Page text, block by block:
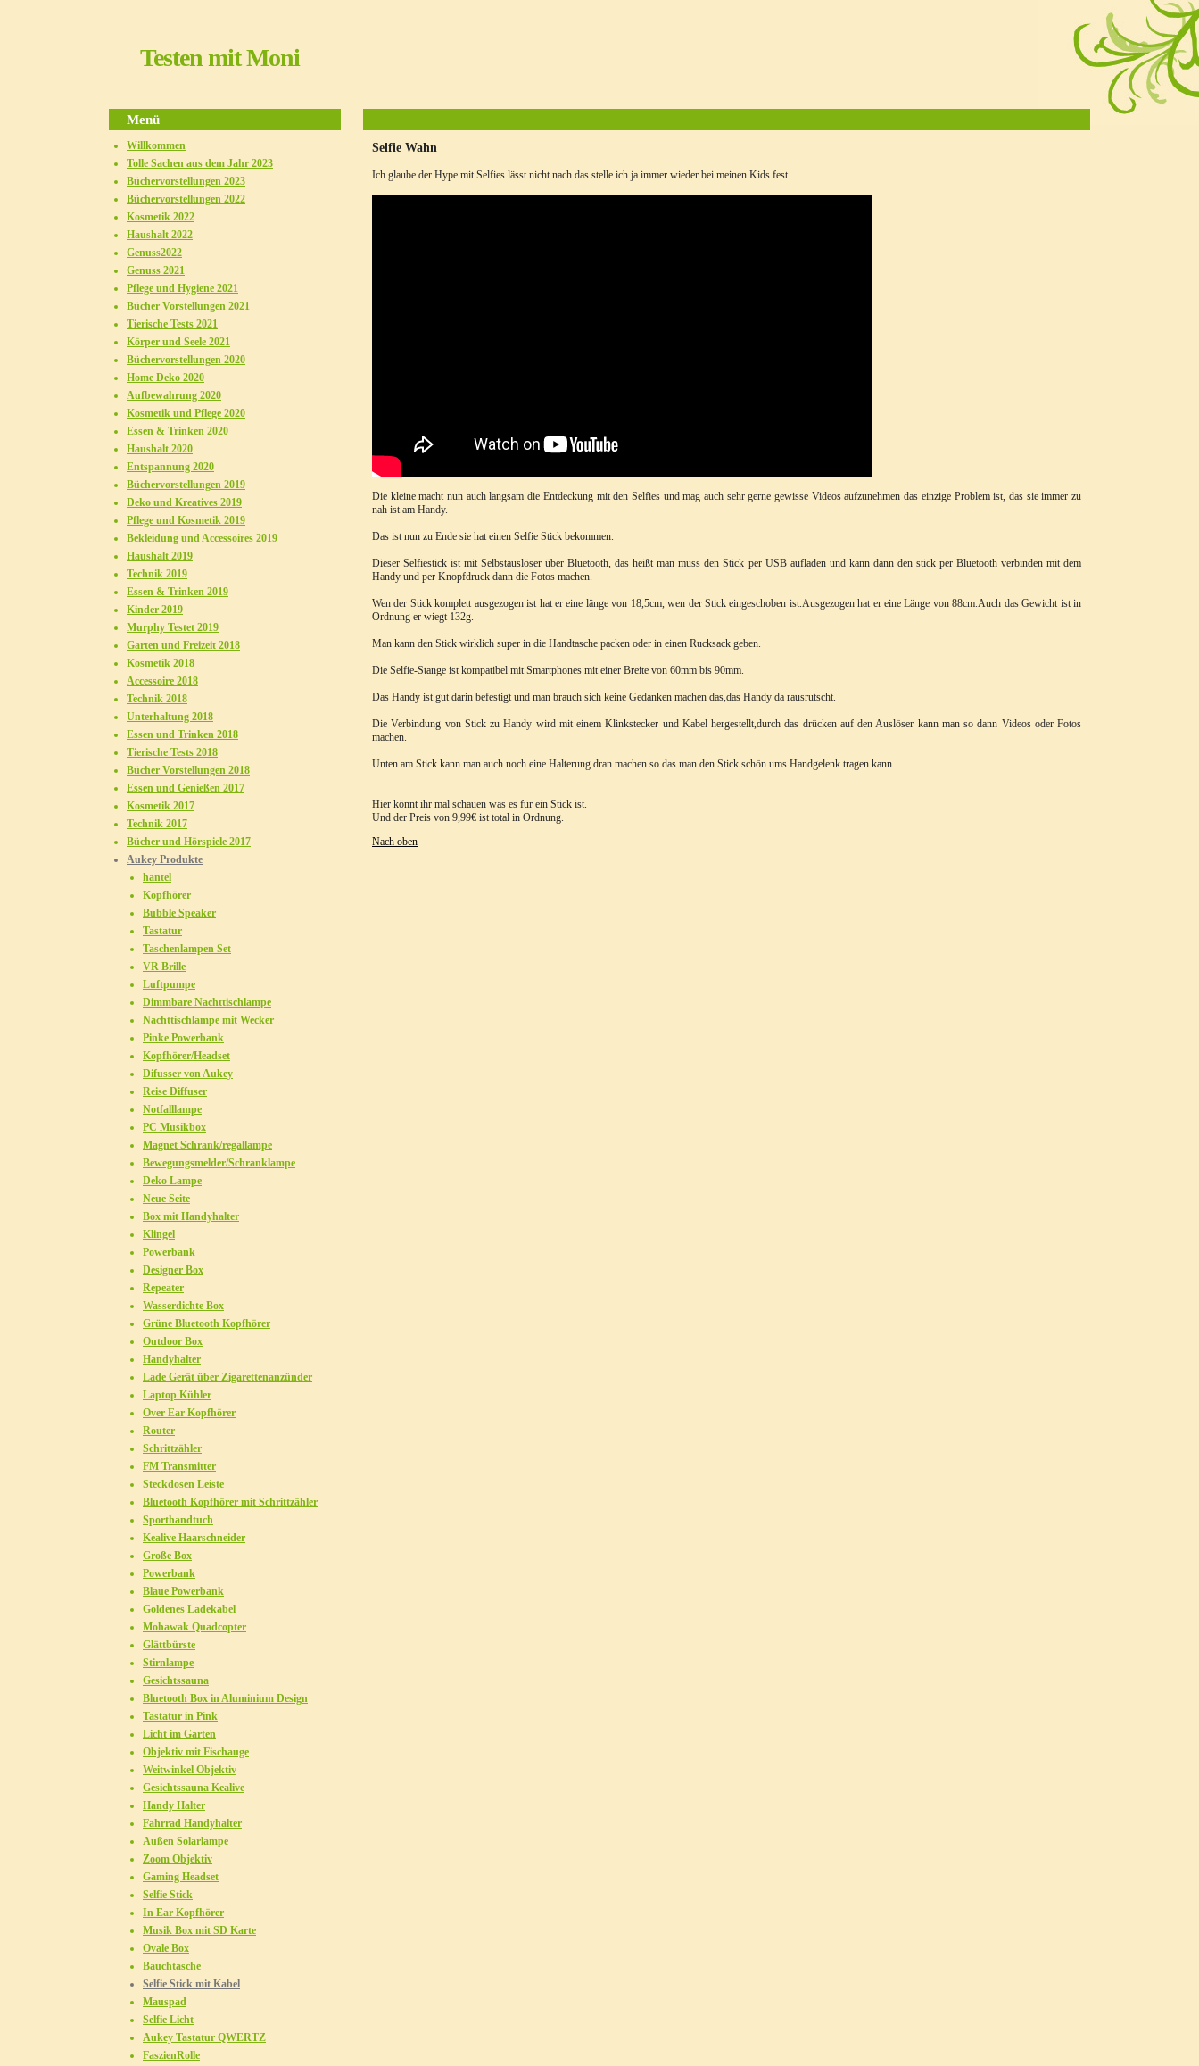
Testen mit Moni
Selfie Wahn
Ich glaube der Hype mit Selfies lässt nicht nach das stelle ich ja immer wieder bei meinen Kids fest.
Die kleine macht nun auch langsam die Entdeckung mit den Selfies und mag auch sehr gerne gewisse Videos aufzunehmen das einzige Problem ist, das sie immer zu
nah ist am Handy.
Das ist nun zu Ende sie hat einen Selfie Stick bekommen.
Dieser Selfiestick ist mit Selbstauslöser über Bluetooth, das heißt man muss den Stick per USB aufladen und kann dann den stick per Bluetooth verbinden mit dem
Handy und per Knopfdruck dann die Fotos machen.
Wen der Stick komplett ausgezogen ist hat er eine länge von 18,5cm, wen der Stick eingeschoben ist.Ausgezogen hat er eine Länge von 88cm.Auch das Gewicht ist in
Ordnung er wiegt 132g.
Man kann den Stick wirklich super in die Handtasche packen oder in einen Rucksack geben.
Die Selfie-Stange ist kompatibel mit Smartphones mit einer Breite von 60mm bis 90mm.
Das Handy ist gut darin befestigt und man brauch sich keine Gedanken machen das,das Handy da rausrutscht.
Die Verbindung von Stick zu Handy wird mit einem Klinkstecker und Kabel hergestellt,durch das drücken auf den Auslöser kann man so dann Videos oder Fotos
machen.
Unten am Stick kann man auch noch eine Halterung dran machen so das man den Stick schön ums Handgelenk tragen kann.
Hier könnt ihr mal schauen was es für ein Stick ist.
Und der Preis von 9,99€ ist total in Ordnung.
Nach oben
Menü
Willkommen
Tolle Sachen aus dem Jahr 2023
Büchervorstellungen 2023
Büchervorstellungen 2022
Kosmetik 2022
Haushalt 2022
Genuss2022
Genuss 2021
Pflege und Hygiene 2021
Bücher Vorstellungen 2021
Tierische Tests 2021
Körper und Seele 2021
Büchervorstellungen 2020
Home Deko 2020
Aufbewahrung 2020
Kosmetik und Pflege 2020
Essen & Trinken 2020
Haushalt 2020
Entspannung 2020
Büchervorstellungen 2019
Deko und Kreatives 2019
Pflege und Kosmetik 2019
Bekleidung und Accessoires 2019
Haushalt 2019
Technik 2019
Essen & Trinken 2019
Kinder 2019
Murphy Testet 2019
Garten und Freizeit 2018
Kosmetik 2018
Accessoire 2018
Technik 2018
Unterhaltung 2018
Essen und Trinken 2018
Tierische Tests 2018
Bücher Vorstellungen 2018
Essen und Genießen 2017
Kosmetik 2017
Technik 2017
Bücher und Hörspiele 2017
Aukey Produkte
hantel
Kopfhörer
Bubble Speaker
Tastatur
Taschenlampen Set
VR Brille
Luftpumpe
Dimmbare Nachttischlampe
Nachttischlampe mit Wecker
Pinke Powerbank
Kopfhörer/Headset
Difusser von Aukey
Reise Diffuser
Notfalllampe
PC Musikbox
Magnet Schrank/regallampe
Bewegungsmelder/Schranklampe
Deko Lampe
Neue Seite
Box mit Handyhalter
Klingel
Powerbank
Designer Box
Repeater
Wasserdichte Box
Grüne Bluetooth Kopfhörer
Outdoor Box
Handyhalter
Lade Gerät über Zigarettenanzünder
Laptop Kühler
Over Ear Kopfhörer
Router
Schrittzähler
FM Transmitter
Steckdosen Leiste
Bluetooth Kopfhörer mit Schrittzähler
Sporthandtuch
Kealive Haarschneider
Große Box
Powerbank
Blaue Powerbank
Goldenes Ladekabel
Mohawak Quadcopter
Glättbürste
Stirnlampe
Gesichtssauna
Bluetooth Box in Aluminium Design
Tastatur in Pink
Licht im Garten
Objektiv mit Fischauge
Weitwinkel Objektiv
Gesichtssauna Kealive
Handy Halter
Fahrrad Handyhalter
Außen Solarlampe
Zoom Objektiv
Gaming Headset
Selfie Stick
In Ear Kopfhörer
Musik Box mit SD Karte
Ovale Box
Bauchtasche
Selfie Stick mit Kabel
Mauspad
Selfie Licht
Aukey Tastatur QWERTZ
FaszienRolle